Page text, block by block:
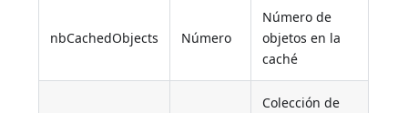
nbCachedObjects Número
Número de
objetos en la
caché
Colección de